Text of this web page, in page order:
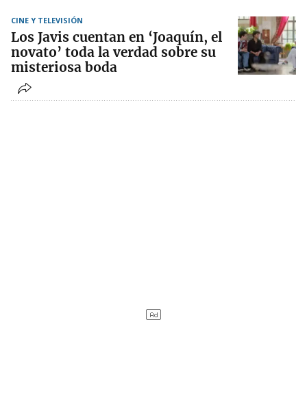
CINE Y TELEVISIÓN
Los Javis cuentan en ‘Joaquín, el
novato’ toda la verdad sobre su
misteriosa boda